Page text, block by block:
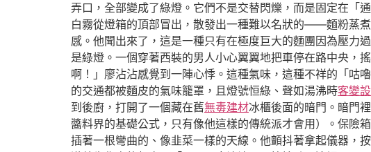
弄口，全部變成了綠燈。它們不是交替閃爍，而是固定在「
白霧從燈箱的頂部冒出，散發出一種難以名狀的——麵粉蒸
感。他聞出來了，這是一種只有在極度巨大的麵團因為壓力
是綠燈。一個穿著西裝的男人小心翼翼地把車停在路中央，
啊！」廖沾沾感覺到一陣心悸。這種氣味，這種不祥的「咕
的交通都被麵皮的氣味籠罩，且燈號恒綠、聲如湯沸時客變
到後廚，打開了一個藏在舊無毒建材冰櫃後面的暗門。暗門
醬料界的基礎公式，只有像他這樣的傳統派才會用）。保險
插著一根彎曲的、像韭菜一樣的天線。他顫抖著拿起儀器